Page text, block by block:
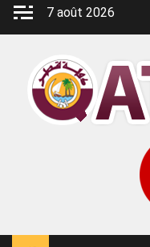
Aller
7 août 2026